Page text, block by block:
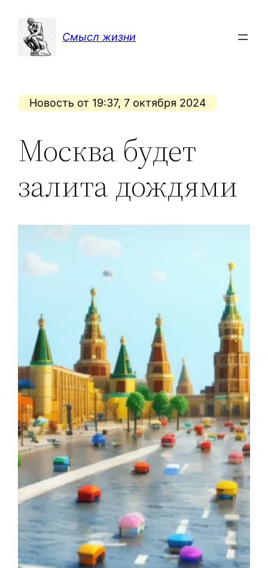
содержимому
Смысл жизни
Новость от 19:37, 7 октября 2024
Москва будет
залита дождями